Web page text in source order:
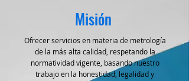
Misión
Ofrecer servicios en materia de metrología
de la más alta calidad, respetando la
normatividad vigente, basando nuestro
trabajo en la honestidad, legalidad y